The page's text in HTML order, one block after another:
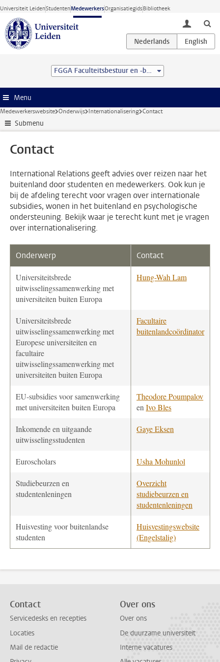
Ga direct naar de inhoud
Universiteit LeidenStudentenMedewerkersOrganisatiegidsBibliotheek
toggle
FGGA Faculteitsbestuur en -bureau
Menu
Medewerkerswebsite Onderwijs Internationalisering Contact
Submenu
Contact
International Relations geeft advies over reizen naar het
buitenland door studenten en medewerkers. Ook kun je
bij de afdeling terecht voor vragen over internationale
subsidies, wonen in het buitenland en psychologische
ondersteuning. Bekijk waar je terecht kunt met je vragen
over internationalisering.
Onderwerp Contact
Universiteitsbrede
uitwisselingssamenwerking met
universiteiten buiten Europa
Hung-Wah Lam
Universiteitsbrede
uitwisselingssamenwerking met
Europese universiteiten en
facultaire
uitwisselingssamenwerking met
universiteiten buiten Europa
Facultaire
buitenlandcoördinator
EU-subsidies voor samenwerking
met universiteiten buiten Europa
Theodore Poumpalov
en Ivo Bles
Inkomende en uitgaande
uitwisselingsstudenten
Gaye Eksen
Euroscholars Usha Mohunlol
Studiebeurzen en
studentenleningen
Overzicht
studiebeurzen en
studentenleningen
Huisvesting voor buitenlandse
studenten
Huisvestingswebsite
(Engelstalig)
Contact
Servicedesks en recepties
Locaties
Mail de redactie
Over ons
Over ons
De duurzame universiteit
Interne vacatures